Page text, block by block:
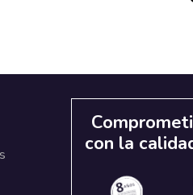
con la